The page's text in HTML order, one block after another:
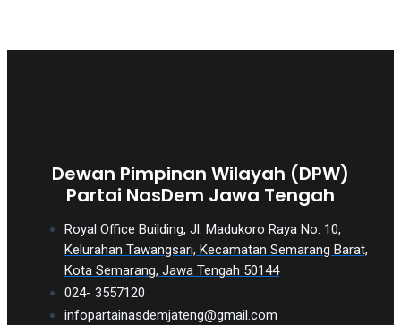
Dewan Pimpinan Wilayah (DPW)
Partai NasDem Jawa Tengah
Royal Office Building, Jl. Madukoro Raya No. 10,
Kelurahan Tawangsari, Kecamatan Semarang Barat,
Kota Semarang, Jawa Tengah 50144
024- 3557120
infopartainasdemjateng@gmail.com